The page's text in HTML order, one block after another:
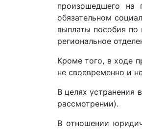
произошедшего на
обязательном
выплаты пособия по
региональное
Кроме того, в ходе
не своевременно и
В целях устранения
рассмотрении).
В отношении